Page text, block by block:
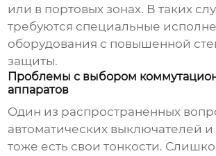
или в портовых зонах. В таких
требуются специальные
оборудования с повышенной
защиты.
Проблемы с выбором
аппаратов
Один из распространенных
автоматических выключателей
тоже есть свои тонкости.